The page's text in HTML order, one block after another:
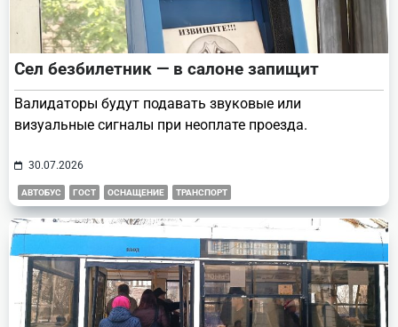
Сел безбилетник — в салоне запищит
Валидаторы будут подавать звуковые или
визуальные сигналы при неоплате проезда.
30.07.2026
АВТОБУС ГОСТ ОСНАЩЕНИЕ ТРАНСПОРТ